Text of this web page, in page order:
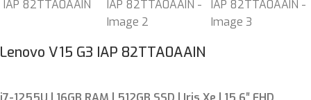
Lenovo V15 G3 IAP 82TTA0AAIN